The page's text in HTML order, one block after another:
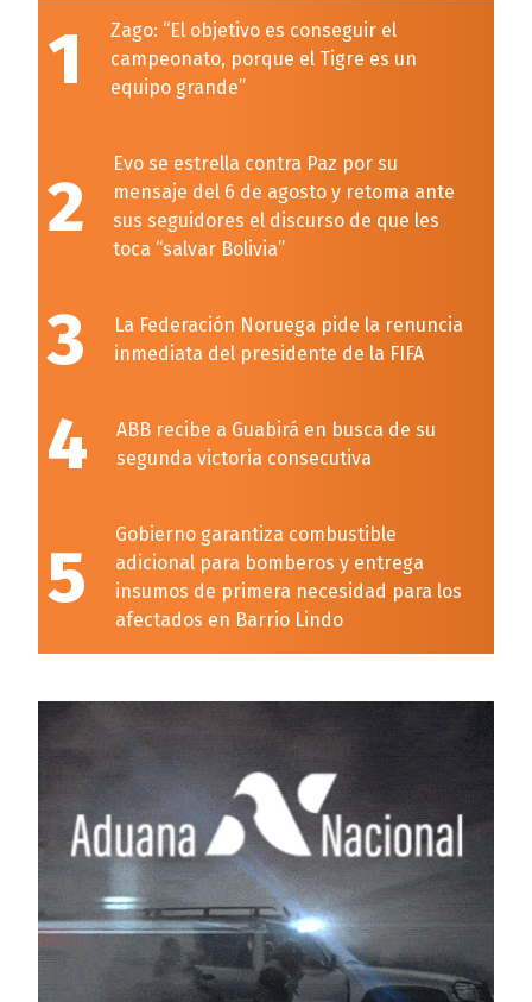
1
Zago: “El objetivo es conseguir el
campeonato, porque el Tigre es un
equipo grande”
2
Evo se estrella contra Paz por su
mensaje del 6 de agosto y retoma ante
sus seguidores el discurso de que les
toca “salvar Bolivia”
3
La Federación Noruega pide la renuncia
inmediata del presidente de la FIFA
4
ABB recibe a Guabirá en busca de su
segunda victoria consecutiva
5
Gobierno garantiza combustible
adicional para bomberos y entrega
insumos de primera necesidad para los
afectados en Barrio Lindo